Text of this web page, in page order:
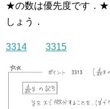
★の数は優先度です
しょう．
3314 3315